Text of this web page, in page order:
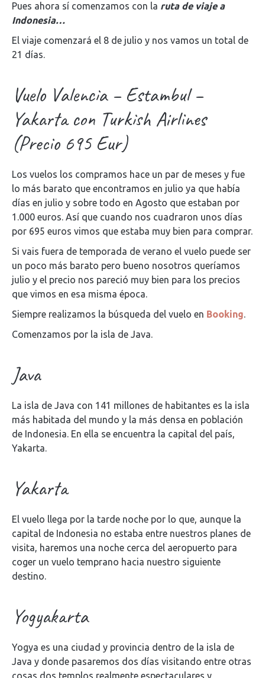
Pues ahora sí comenzamos con la ruta de viaje a
Indonesia…
El viaje comenzará el 8 de julio y nos vamos un total de
21 días.
Vuelo Valencia – Estambul –
Yakarta con Turkish Airlines
(Precio 695 Eur)
Los vuelos los compramos hace un par de meses y fue
lo más barato que encontramos en julio ya que había
días en julio y sobre todo en Agosto que estaban por
1.000 euros. Así que cuando nos cuadraron unos días
por 695 euros vimos que estaba muy bien para comprar.
Si vais fuera de temporada de verano el vuelo puede ser
un poco más barato pero bueno nosotros queríamos
julio y el precio nos pareció muy bien para los precios
que vimos en esa misma época.
Siempre realizamos la búsqueda del vuelo en Booking.
Comenzamos por la isla de Java.
Java
La isla de Java con 141 millones de habitantes es la isla
más habitada del mundo y la más densa en población
de Indonesia. En ella se encuentra la capital del país,
Yakarta.
Yakarta
El vuelo llega por la tarde noche por lo que, aunque la
capital de Indonesia no estaba entre nuestros planes de
visita, haremos una noche cerca del aeropuerto para
coger un vuelo temprano hacia nuestro siguiente
destino.
Yogyakarta
Yogya es una ciudad y provincia dentro de la isla de
Java y donde pasaremos dos días visitando entre otras
cosas dos templos realmente espectaculares y